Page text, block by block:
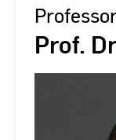
Prof.